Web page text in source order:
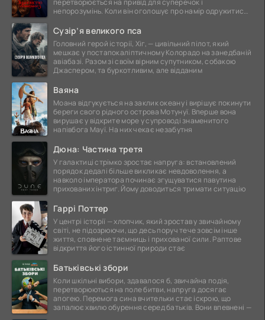
непорозумінь. Коли він оголошує про намір одружитися,
Сузір’я великого пса
Головний герой історії, Хіг, — цивільний пілот, який
мешкає у постапокаліптичному Колорадо на занедбаній
авіабазі. Разом зі своїм вірним супутником, собакою
Джаспером, та буркотливим, але відданим
Ваяна
Моана відгукується на заклик океану і вирішує покинути
береги свого рідного острова Мотунуї. Вперше вона
вирушає у відкрите море у супроводі знаменитого
напівбога Мауї. На них чекає незабутня
Дюна: Частина третя
У галактиці стрімко зростає напруга: встановлений
порядок дедалі більше викликає невдоволення, а
навколо імператора починає згущуватися павутина
прихованих інтриг. Йому доводиться тримати ситуацію
Гаррі Поттер
У центрі історії — хлопчик, який зростав у звичайному
світі, не підозрюючи, що десь поруч тече зовсім інше
життя, сповнене таємниць і прихованої сили. Раптове
відкриття його істинної природи стає
Батьківські збори
Коли шкільні вибори, здавалося б, звичайна подія,
перетворюються на поле битви, напруга досягає
апогею. Перемога сина вчительки стає іскрою, що
запалює хвилю обурення серед батьків. Вони впевнені —